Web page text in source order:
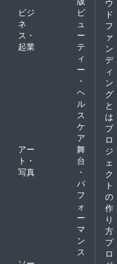
ビジ
ネ
ス・
起業
ビ
ュ
ー
テ
ィ
ー
・
ヘ
ル
ス
ケ
ア
アー
ト・
写真
舞
台
・
パ
フ
ォ
ー
マ
ン
ス
ウ
ド
フ
ァ
ン
デ
ィ
ン
グ
と
は
プ
ロ
ジ
ェ
ク
ト
の
作
り
方
プ
ロ